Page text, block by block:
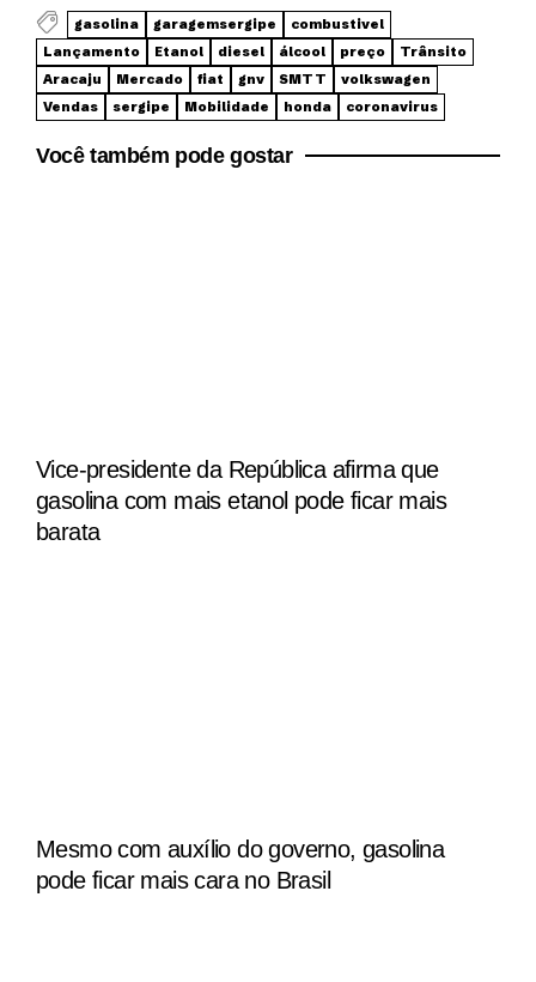
gasolina garagemsergipe
combustivel
Lançamento
Etanol diesel álcool preço
Trânsito
Aracaju
Mercado fiat gnv SMTT
volkswagen
Vendas
sergipe Mobilidade honda coronavirus
Você também pode gostar
Vice-presidente da República afirma que
gasolina com mais etanol pode ficar mais
barata
Mesmo com auxílio do governo, gasolina
pode ficar mais cara no Brasil